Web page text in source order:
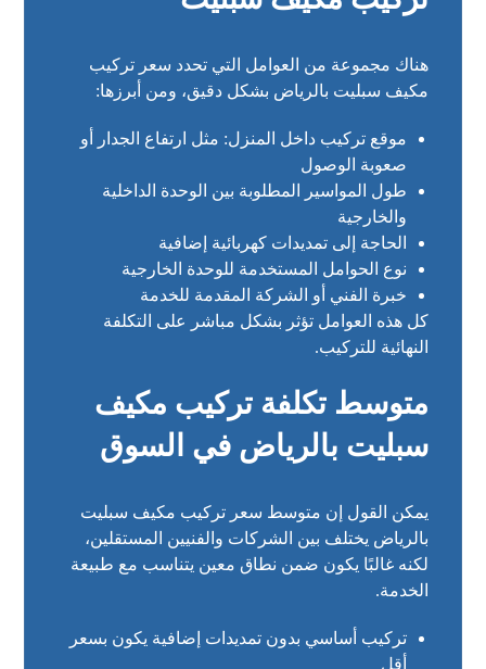
هناك مجموعة من العوامل التي تحدد سعر تركيب
مكيف سبليت بالرياض بشكل دقيق، ومن أبرزها:
موقع تركيب داخل المنزل: مثل ارتفاع الجدار أو
صعوبة الوصول
طول المواسير المطلوبة بين الوحدة الداخلية
والخارجية
الحاجة إلى تمديدات كهربائية إضافية
نوع الحوامل المستخدمة للوحدة الخارجية
خبرة الفني أو الشركة المقدمة للخدمة
كل هذه العوامل تؤثر بشكل مباشر على التكلفة
النهائية للتركيب.
متوسط تكلفة تركيب مكيف
سبليت بالرياض في السوق
يمكن القول إن متوسط سعر تركيب مكيف سبليت
بالرياض يختلف بين الشركات والفنيين المستقلين،
لكنه غالبًا يكون ضمن نطاق معين يتناسب مع طبيعة
الخدمة.
تركيب أساسي بدون تمديدات إضافية يكون بسعر
أقل